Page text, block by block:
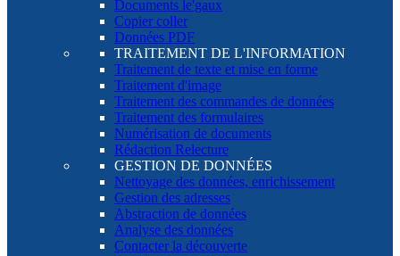
Documents le'gaux
Copier coller
Données PDF
TRAITEMENT DE L'INFORMATION
Traitement de texte et mise en forme
Traitement d'image
Traitement des commandes de données
Traitement des formulaires
Numérisation de documents
Rédaction Relecture
GESTION DE DONNÉES
Nettoyage des données, enrichissement
Gestion des adresses
Abstraction de données
Analyse des données
Contacter la découverte